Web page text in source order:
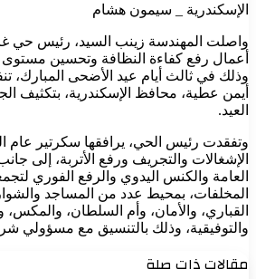
الإسكندرية _ سيمون هشام
واصلت المهندسة زينب السيد، رئيس حي
أعمال رفع كفاءة النظافة وتحسين
وذلك في ثالث أيام عيد الأضحى المبارك،
أيمن عطية، محافظ الإسكندرية، بتكثيف
العيد.
وتفقدت رئيس الحي، يرافقها سكرتير عام
الإشغالات والتجريف ورفع الأتربة، إلى
العامة والكنس اليدوي والرفع الفوري
المخلفات، بمحيط عدد من المساجد
القباري، والأمان، وأم السلطان، والمكس،
والتوفيقية، وذلك بالتنسيق مع مسؤولي
مقالات ذات صلة